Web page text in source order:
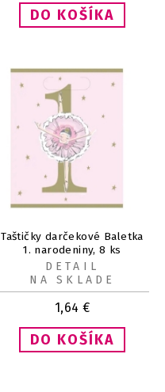
Taštičky darčekové Baletka
1. narodeniny, 8 ks
1,64 €
DETAIL
NA SKLADE